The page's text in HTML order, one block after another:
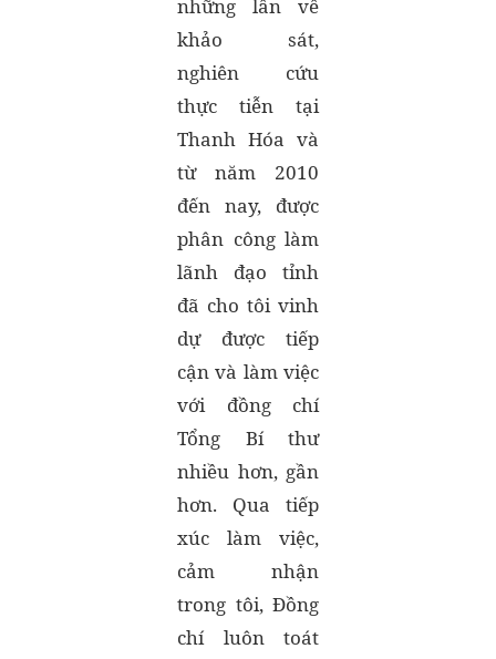
những lần về
khảo sát,
nghiên cứu
thực tiễn tại
Thanh Hóa và
từ năm 2010
đến nay, được
phân công làm
lãnh đạo tỉnh
đã cho tôi vinh
dự được tiếp
cận và làm việc
với đồng chí
Tổng Bí thư
nhiều hơn, gần
hơn. Qua tiếp
xúc làm việc,
cảm nhận
trong tôi, Đồng
chí luôn toát